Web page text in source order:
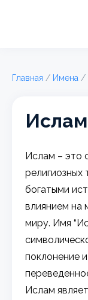
Главная / Имена /
Ислам
Ислам – это
религиозных
богатыми
влиянием на
миру. Имя
поклонение
Ислам